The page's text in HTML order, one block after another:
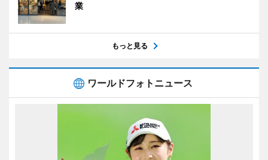
業
もっと見る
ワールドフォトニュース